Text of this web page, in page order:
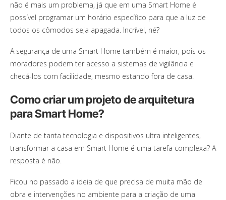
não é mais um problema, já que em uma Smart Home é
possível programar um horário específico para que a luz de
todos os cômodos seja apagada. Incrível, né?
A segurança de uma Smart Home também é maior, pois os
moradores podem ter acesso a sistemas de vigilância e
checá-los com facilidade, mesmo estando fora de casa.
Como criar um projeto de arquitetura
para Smart Home?
Diante de tanta tecnologia e dispositivos ultra inteligentes,
transformar a casa em Smart Home é uma tarefa complexa? A
resposta é não.
Ficou no passado a ideia de que precisa de muita mão de
obra e intervenções no ambiente para a criação de uma